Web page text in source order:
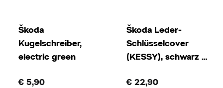
Škoda
Kugelschreiber,
electric green
€ 5,90
Škoda Leder-
Schlüsselcover
(KESSY), schwarz mit
€ 22,90